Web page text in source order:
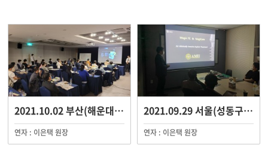
2021.10.02 부산(해운대) 세미나
연자 : 이은택 원장
2021.09.29 서울(성동구) 세미나
연자 : 이은택 원장